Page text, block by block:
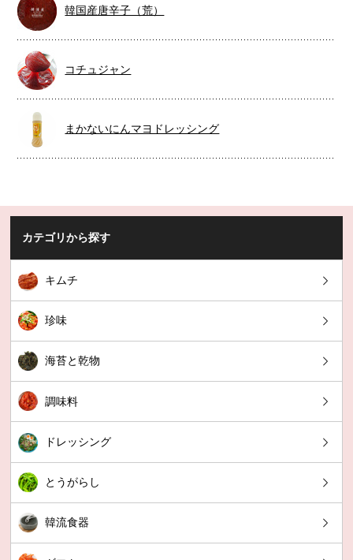
韓国産唐辛子（荒）
コチュジャン
まかないにんマヨドレッシング
カテゴリから探す
キムチ
珍味
海苔と乾物
調味料
ドレッシング
とうがらし
韓流食器